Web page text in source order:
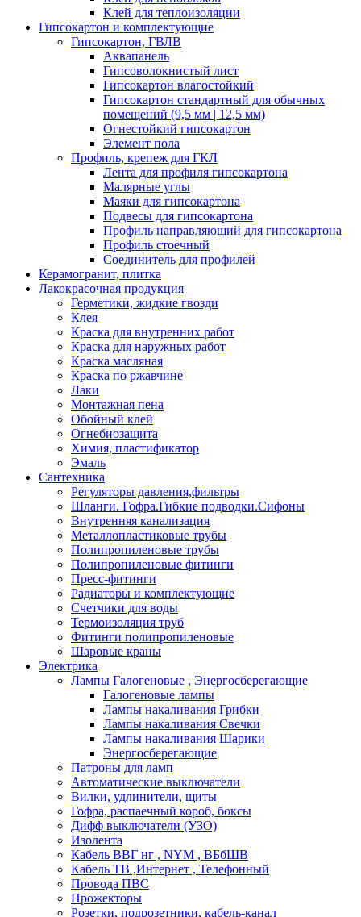
Клей для теплоизоляции
Гипсокартон и комплектующие
Гипсокартон, ГВЛВ
Аквапанель
Гипсоволокнистый лист
Гипсокартон влагостойкий
Гипсокартон стандартный для обычных
помещений (9,5 мм | 12,5 мм)
Огнестойкий гипсокартон
Элемент пола
Профиль, крепеж для ГКЛ
Лента для профиля гипсокартона
Малярные углы
Маяки для гипсокартона
Подвесы для гипсокартона
Профиль направляющий для гипсокартона
Профиль стоечный
Соединитель для профилей
Керамогранит, плитка
Лакокрасочная продукция
Герметики, жидкие гвозди
Клея
Краска для внутренних работ
Краска для наружных работ
Краска масляная
Краска по ржавчине
Лаки
Монтажная пена
Обойный клей
Огнебиозащита
Химия, пластификатор
Эмаль
Сантехника
Регуляторы давления,фильтры
Шланги. Гофра.Гибкие подводки.Сифоны
Внутренняя канализация
Металлопластиковые трубы
Полипропиленовые трубы
Полипропиленовые фитинги
Пресс-фитинги
Радиаторы и комплектующие
Счетчики для воды
Термоизоляция труб
Фитинги полипропиленовые
Шаровые краны
Электрика
Лампы Галогеновые , Энергосберегающие
Галогеновые лампы
Лампы накаливания Грибки
Лампы накаливания Свечки
Лампы накаливания Шарики
Энергосберегающие
Патроны для ламп
Автоматические выключатели
Вилки, удлинители, щиты
Гофра, распаечный короб, боксы
Дифф выключатели (УЗО)
Изолента
Кабель ВВГ нг , NYM , ВБбШВ
Кабель ТВ ,Интернет , Телефонный
Провода ПВС
Прожекторы
Розетки, подрозетники, кабель-канал